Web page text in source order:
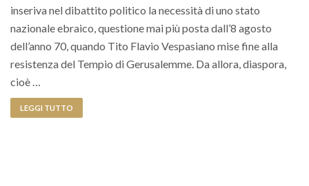
inseriva nel dibattito politico la necessità di uno stato
nazionale ebraico, questione mai più posta dall’8 agosto
dell’anno 70, quando Tito Flavio Vespasiano mise fine alla
resistenza del Tempio di Gerusalemme. Da allora, diaspora,
cioè …
LEGGI TUTTO